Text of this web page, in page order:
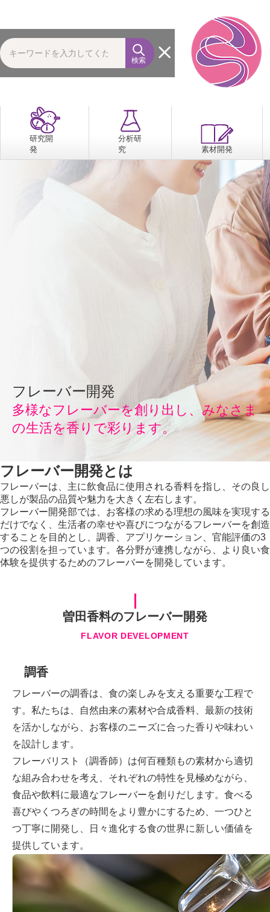
検索
研究開
発
分析研
究
素材開発
フレーバー開発
多様なフレーバーを創り出し、みなさま
の生活を香りで彩ります。
フレーバー開発とは
フレーバーは、主に飲食品に使用される香料を指し、その良し
悪しが製品の品質や魅力を大きく左右します。
フレーバー開発部では、お客様の求める理想の風味を実現する
だけでなく、生活者の幸せや喜びにつながるフレーバーを創造
することを目的とし、調香、アプリケーション、官能評価の3
つの役割を担っています。各分野が連携しながら、より良い食
体験を提供するためのフレーバーを開発しています。
曽田香料のフレーバー開発
FLAVOR DEVELOPMENT
調香
フレーバーの調香は、食の楽しみを支える重要な工程で
す。私たちは、自然由来の素材や合成香料、最新の技術
を活かしながら、お客様のニーズに合った香りや味わい
を設計します。
フレーバリスト（調香師）は何百種類もの素材から適切
な組み合わせを考え、それぞれの特性を見極めながら、
食品や飲料に最適なフレーバーを創りだします。食べる
喜びやくつろぎの時間をより豊かにするため、一つひと
つ丁寧に開発し、日々進化する食の世界に新しい価値を
提供しています。